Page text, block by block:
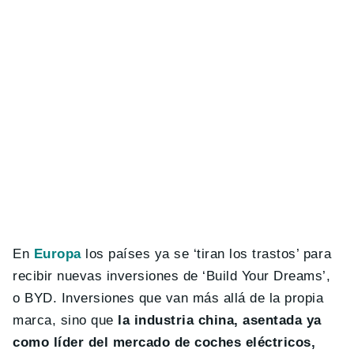
En Europalos países ya se ‘tiran los trastos’ para
recibir nuevas inversiones de ‘Build Your Dreams’,
o BYD. Inversiones que van más allá de la propia
marca, sino que la industria china, asentada ya
como líder del mercado de coches eléctricos,